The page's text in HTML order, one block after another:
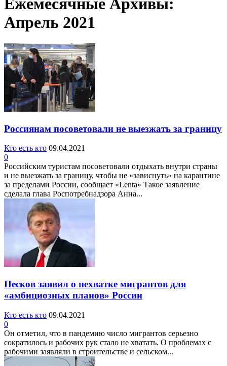
Ежемесячные Архивы:
Апрель 2021
Россиянам посоветовали не выезжать за границу
Кто есть кто 09.04.2021
0
Российским туристам посоветовали отдыхать внутри страны
и не выезжать за границу, чтобы не «зависнуть» на карантине
за пределами России, сообщает «Lenta» Такое заявление
сделала глава Роспотребнадзора Анна...
Песков заявил о нехватке мигрантов для
«амбициозных планов» России
Кто есть кто 09.04.2021
0
Он отметил, что в пандемию число мигрантов серьезно
сократилось и рабочих рук стало не хватать. О проблемах с
рабочими заявляли в строительстве и сельском...